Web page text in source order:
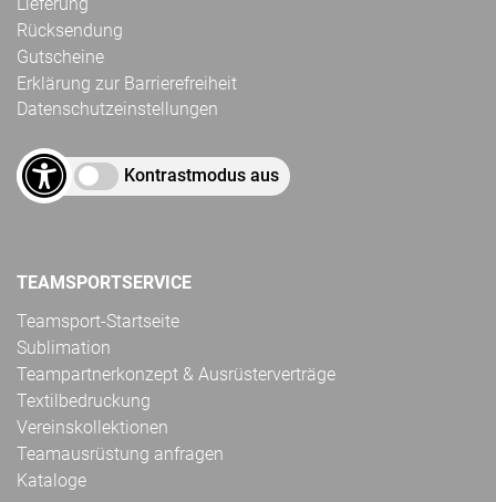
Rücksendung
Gutscheine
Erklärung zur Barrierefreiheit
Datenschutzeinstellungen
Kontrastmodus aus
TEAMSPORTSERVICE
Teamsport-Startseite
Sublimation
Teampartnerkonzept & Ausrüsterverträge
Textilbedruckung
Vereinskollektionen
Teamausrüstung anfragen
Kataloge